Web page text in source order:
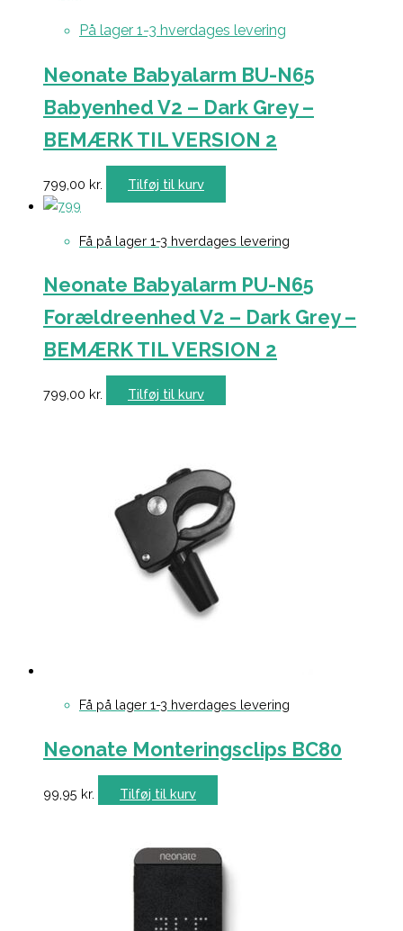
På lager 1-3 hverdages levering
Neonate Babyalarm BU-N65
Babyenhed V2 – Dark Grey –
BEMÆRK TIL VERSION 2
799,00 kr. Tilføj til kurv
Få på lager 1-3 hverdages levering
Neonate Babyalarm PU-N65
Forældreenhed V2 – Dark Grey –
BEMÆRK TIL VERSION 2
799,00 kr. Tilføj til kurv
Få på lager 1-3 hverdages levering
Neonate Monteringsclips BC80
99,95 kr. Tilføj til kurv